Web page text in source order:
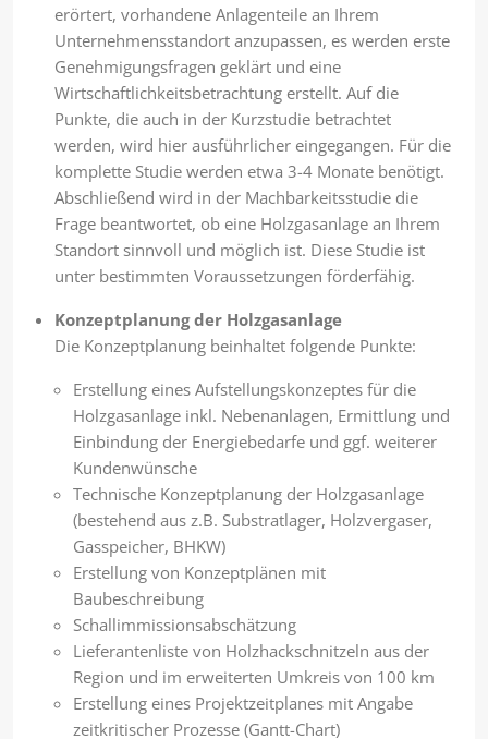
erörtert, vorhandene Anlagenteile an Ihrem
Unternehmensstandort anzupassen, es werden erste
Genehmigungsfragen geklärt und eine
Wirtschaftlichkeitsbetrachtung erstellt. Auf die
Punkte, die auch in der Kurzstudie betrachtet
werden, wird hier ausführlicher eingegangen. Für die
komplette Studie werden etwa 3-4 Monate benötigt.
Abschließend wird in der Machbarkeitsstudie die
Frage beantwortet, ob eine Holzgasanlage an Ihrem
Standort sinnvoll und möglich ist. Diese Studie ist
unter bestimmten Voraussetzungen förderfähig.
Konzeptplanung der Holzgasanlage
Die Konzeptplanung beinhaltet folgende Punkte:
Erstellung eines Aufstellungskonzeptes für die
Holzgasanlage inkl. Nebenanlagen, Ermittlung und
Einbindung der Energiebedarfe und ggf. weiterer
Kundenwünsche
Technische Konzeptplanung der Holzgasanlage
(bestehend aus z.B. Substratlager, Holzvergaser,
Gasspeicher, BHKW)
Erstellung von Konzeptplänen mit
Baubeschreibung
Schallimmissionsabschätzung
Lieferantenliste von Holzhackschnitzeln aus der
Region und im erweiterten Umkreis von 100 km
Erstellung eines Projektzeitplanes mit Angabe
zeitkritischer Prozesse (Gantt-Chart)